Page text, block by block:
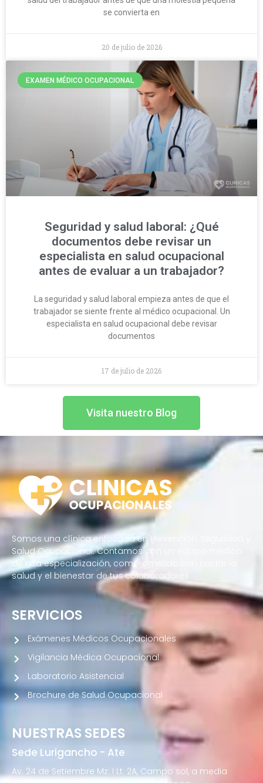
se convierta en
20 de julio de 2026
EXAMEN MÉDICO OCUPACIONAL
Seguridad y salud laboral: ¿Qué
documentos debe revisar un
especialista en salud ocupacional
antes de evaluar a un trabajador?
La seguridad y salud laboral empieza antes de que el
trabajador se siente frente al médico ocupacional. Un
especialista en salud ocupacional debe revisar
documentos
17 de julio de 2026
Visita nuestro Blog
Somos una clínica enfocada en Prevención, Seguridad y
Salud Ocupacional. Contamos con un equipo médico
de alta especialización, comprometido con cuidar la
salud y el bienestar de tus colaboradores.
NUESTRAS SEDES
Sede Lurigancho - Ate
Av. 24 de Setiembre Mz. I Lt. 2A, Campo sol, a media
SERVICIOS
Exámenes Médicos Ocupacionales
Vigilancia Médica Ocupacional
Laboratorio Asistencial
Brochure de Salud Ocupacional